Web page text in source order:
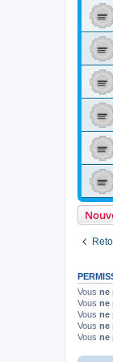
Vous ne
Vous ne
Vous ne
Vous ne
Vous ne